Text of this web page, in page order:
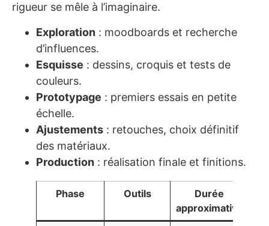
rigueur se mêle à l’imaginaire.
Exploration : moodboards et recherche
d’influences.
Esquisse : dessins, croquis et tests de
couleurs.
Prototypage : premiers essais en petite
échelle.
Ajustements : retouches, choix définitif
des matériaux.
Production : réalisation finale et finitions.
Phase Outils
Durée
approximative